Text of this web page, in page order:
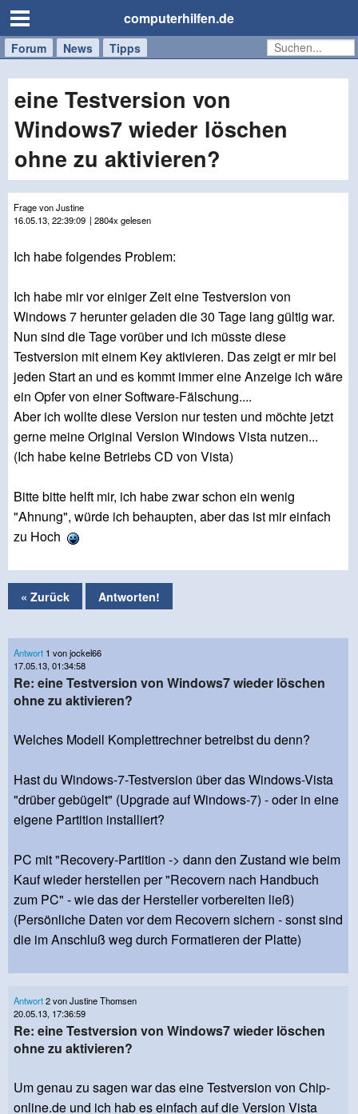
computerhilfen.de
Forum News Tipps
Handy
Tablet
Windows
Mac
eine Testversion von
Windows7 wieder löschen
ohne zu aktivieren?
Frage von Justine
16.05.13, 22:39:09 | 2804x gelesen
Ich habe folgendes Problem:
Ich habe mir vor einiger Zeit eine Testversion von
Windows 7 herunter geladen die 30 Tage lang gültig war.
Nun sind die Tage vorüber und ich müsste diese
Testversion mit einem Key aktivieren. Das zeigt er mir bei
jeden Start an und es kommt immer eine Anzeige ich wäre
ein Opfer von einer Software-Fälschung....
Aber ich wollte diese Version nur testen und möchte jetzt
gerne meine Original Version Windows Vista nutzen...
(Ich habe keine Betriebs CD von Vista)
Bitte bitte helft mir, ich habe zwar schon ein wenig
"Ahnung", würde ich behaupten, aber das ist mir einfach
zu Hoch
« Zurück Antworten!
Antwort 1 von jockel66
17.05.13, 01:34:58
Re: eine Testversion von Windows7 wieder löschen
ohne zu aktivieren?
Welches Modell Komplettrechner betreibst du denn?
Hast du Windows-7-Testversion über das Windows-Vista
"drüber gebügelt" (Upgrade auf Windows-7) - oder in eine
eigene Partition installiert?
PC mit "Recovery-Partition -> dann den Zustand wie beim
Kauf wieder herstellen per "Recovern nach Handbuch
zum PC" - wie das der Hersteller vorbereiten ließ)
(Persönliche Daten vor dem Recovern sichern - sonst sind
die im Anschluß weg durch Formatieren der Platte)
Antwort2 von Justine Thomsen
20.05.13, 17:36:59
Re: eine Testversion von Windows7 wieder löschen
ohne zu aktivieren?
Um genau zu sagen war das eine Testversion von Chip-
online.de und ich hab es einfach auf die Version Vista